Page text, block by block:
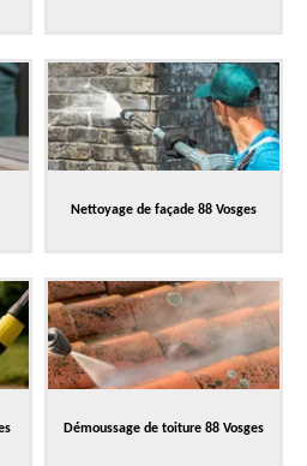
Nettoyage de façade 88 Vosges
Démoussage de toiture 88 Vosges